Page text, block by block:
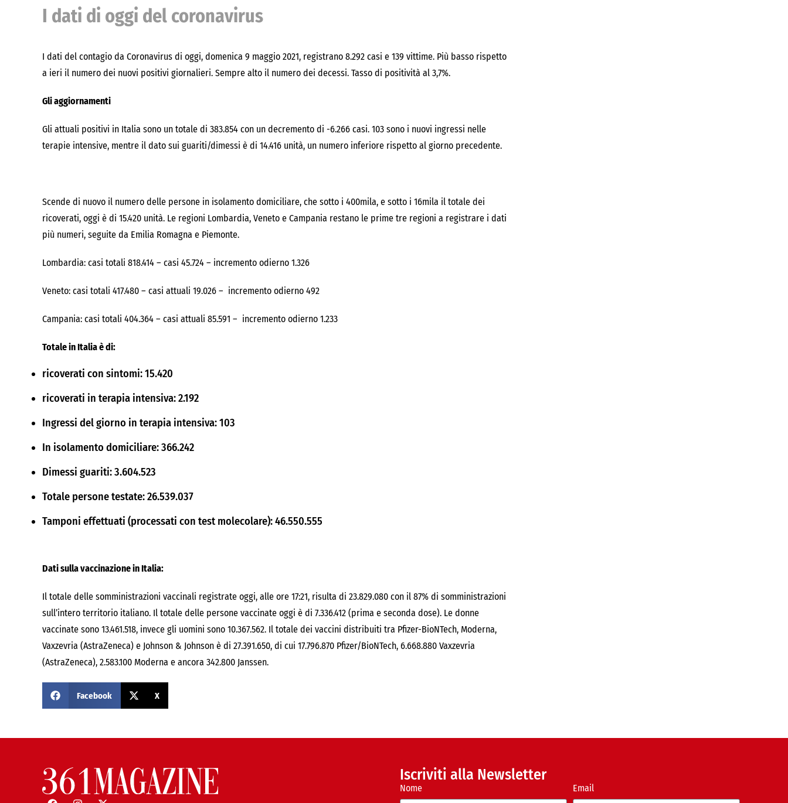
I dati di oggi del coronavirus
I dati del contagio da Coronavirus di oggi, domenica 9 maggio 2021, registrano 8.292 casi e 139 vittime. Più basso rispetto
a ieri il numero dei nuovi positivi giornalieri. Sempre alto il numero dei decessi. Tasso di positività al 3,7%.
Gli aggiornamenti
Gli attuali positivi in Italia sono un totale di 383.854 con un decremento di -6.266 casi. 103 sono i nuovi ingressi nelle
terapie intensive, mentre il dato sui guariti/dimessi è di 14.416 unità, un numero inferiore rispetto al giorno precedente.
Scende di nuovo il numero delle persone in isolamento domiciliare, che sotto i 400mila, e sotto i 16mila il totale dei
ricoverati, oggi è di 15.420 unità. Le regioni Lombardia, Veneto e Campania restano le prime tre regioni a registrare i dati
più numeri, seguite da Emilia Romagna e Piemonte.
Lombardia: casi totali 818.414 – casi 45.724 – incremento odierno 1.326
Veneto: casi totali 417.480 – casi attuali 19.026 – incremento odierno 492
Campania: casi totali 404.364 – casi attuali 85.591 – incremento odierno 1.233
Totale in Italia è di:
ricoverati con sintomi: 15.420
ricoverati in terapia intensiva: 2.192
Ingressi del giorno in terapia intensiva: 103
In isolamento domiciliare: 366.242
Dimessi guariti: 3.604.523
Totale persone testate: 26.539.037
Tamponi effettuati (processati con test molecolare): 46.550.555
Dati sulla vaccinazione in Italia:
Il totale delle somministrazioni vaccinali registrate oggi, alle ore 17:21, risulta di 23.829.080 con il 87% di somministrazioni
sull’intero territorio italiano. Il totale delle persone vaccinate oggi è di 7.336.412 (prima e seconda dose). Le donne
vaccinate sono 13.461.518, invece gli uomini sono 10.367.562. Il totale dei vaccini distribuiti tra Pfizer-BioNTech, Moderna,
Vaxzevria (AstraZeneca) e Johnson & Johnson è di 27.391.650, di cui 17.796.870 Pfizer/BioNTech, 6.668.880 Vaxzevria
(AstraZeneca), 2.583.100 Moderna e ancora 342.800 Janssen.
Facebook X
Iscriviti alla Newsletter
Nome Email